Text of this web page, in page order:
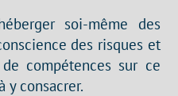
soi-même des
des risques et
compétences sur ce
y consacrer.